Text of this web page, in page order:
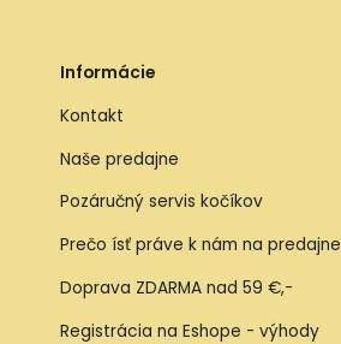
Informácie
Kontakt
Naše predajne
Pozáručný servis kočíkov
Prečo ísť práve k nám na predajne
Doprava ZDARMA nad 59 €,-
Registrácia na Eshope - výhody